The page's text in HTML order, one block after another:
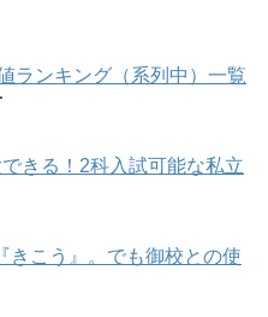
ランキング（系列中）一覧
きる！2科入試可能な私立
きこう』。でも御校との使